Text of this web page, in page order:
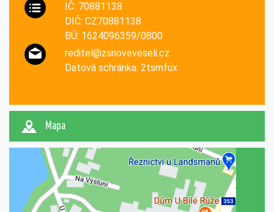
IČ: 70881138
DIČ: CZ70881138
BÚ: 1624096359/0800
reditel@zsnoveveseli.cz
Datová schránka: 2tsmfux
Mapa